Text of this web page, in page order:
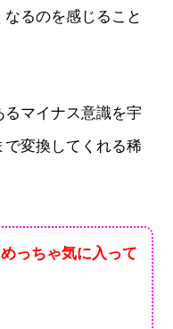
るのを感じること
マイナス意識を宇
変換してくれる稀
っちゃ気に入って